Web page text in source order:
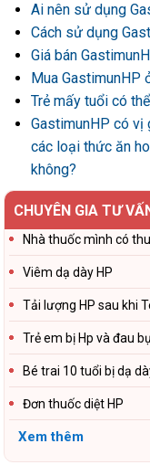
Ai nên sử dụng
Cách sử dụng
Giá bán
Mua GastimunHP
Trẻ mấy tuổi có
GastimunHP có vị
các loại thức ăn
không?
CHUYÊN GIA TƯ
Nhà thuốc mình có
Viêm dạ dày HP
Tải lượng HP sau khi
Trẻ em bị Hp và đau
Bé trai 10 tuổi bị dạ
Đơn thuốc diệt HP
Xem thêm